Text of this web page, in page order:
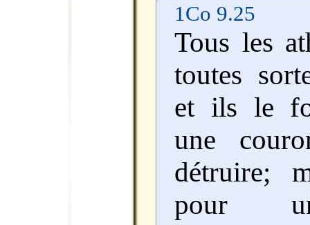
1Co 9.25
Tous les
toutes
et ils le
une
détruire;
pour